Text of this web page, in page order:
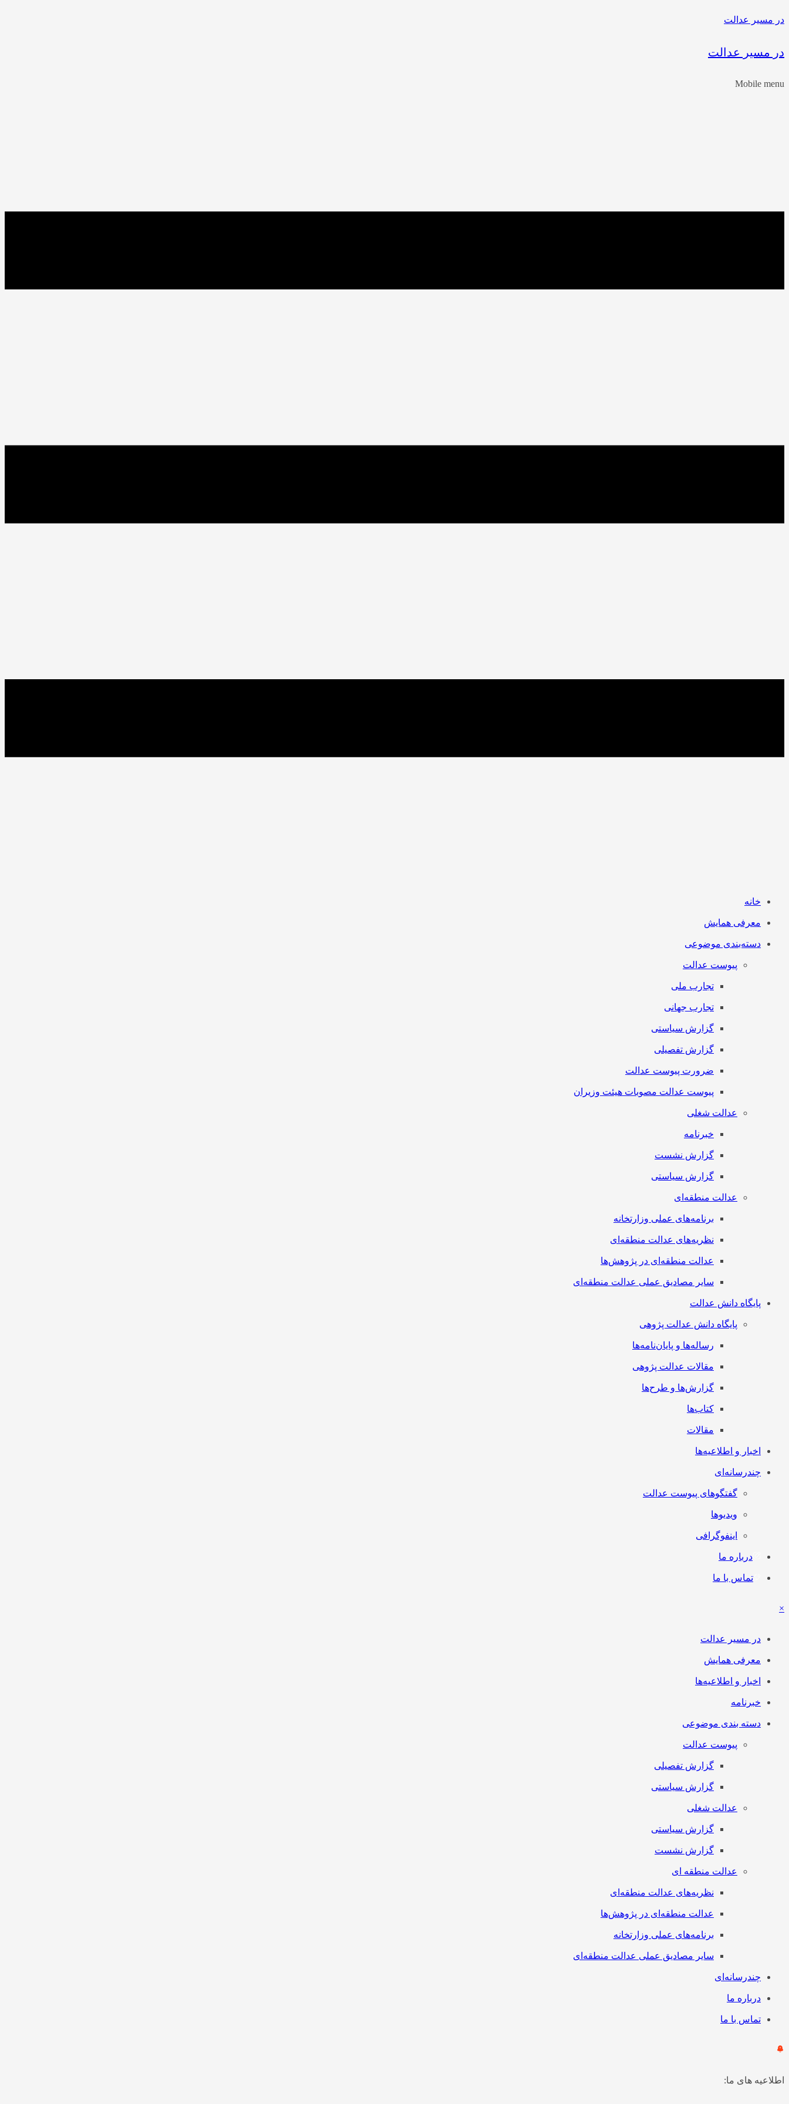
در مسیر عدالت
در مسیر عدالت
Mobile menu
خانه
معرفی همایش
دسته‌بندی موضوعی
پیوست عدالت
تجارب ملی
تجارب جهانی
گزارش سیاستی
گزارش تفصیلی
ضرورت پیوست عدالت
پیوست عدالت مصوبات هیئت وزیران
عدالت شغلی
خبرنامه
گزارش نشست
گزارش سیاستی
عدالت منطقه‌ای
برنامه‌های عملی وزارتخانه
نظریه‌های عدالت منطقه‌ای
عدالت منطقه‌ای در پژوهش‌ها
سایر مصادیق عملی عدالت منطقه‌ای
پایگاه دانش عدالت
پایگاه دانش عدالت پژوهی
رساله‌ها و پایان‌نامه‌ها
مقالات عدالت پژوهی
گزارش‌ها و طرح‌ها
کتاب‌ها
مقالات
اخبار و اطلاعیه‌ها
چندرسانه‌ای
گفتگوهای پیوست عدالت
ویدیوها
اینفوگرافی
درباره ما
تماس با ما
×
در مسیر عدالت
معرفی همایش
اخبار و اطلاعیه‌ها
خبرنامه
دسته بندی موضوعی
پیوست عدالت
گزارش تفصیلی
گزارش سیاستی
عدالت شغلی
گزارش سیاستی
گزارش نشست
عدالت منطقه ای
نظریه‌های عدالت منطقه‌ای
عدالت منطقه‌ای در پژوهش‌ها
برنامه‌های عملی وزارتخانه
سایر مصادیق عملی عدالت منطقه‌ای
چندرسانه‌ای
درباره ما
تماس با ما
اطلاعیه های ما: